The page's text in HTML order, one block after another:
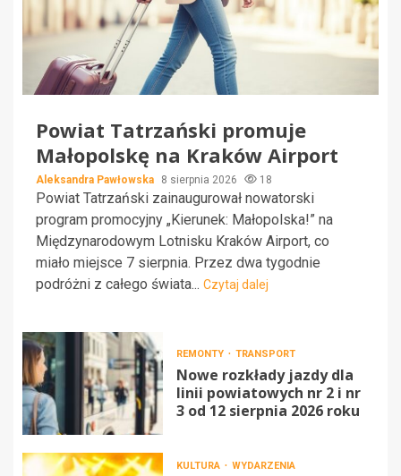
Powiat Tatrzański promuje
Małopolskę na Kraków Airport
Aleksandra Pawłowska 8 sierpnia 2026 18
Powiat Tatrzański zainaugurował nowatorski
program promocyjny „Kierunek: Małopolska!” na
Międzynarodowym Lotnisku Kraków Airport, co
miało miejsce 7 sierpnia. Przez dwa tygodnie
podróżni z całego świata... Czytaj dalej
REMONTY TRANSPORT
Nowe rozkłady jazdy dla
linii powiatowych nr 2 i nr
3 od 12 sierpnia 2026 roku
KULTURA WYDARZENIA